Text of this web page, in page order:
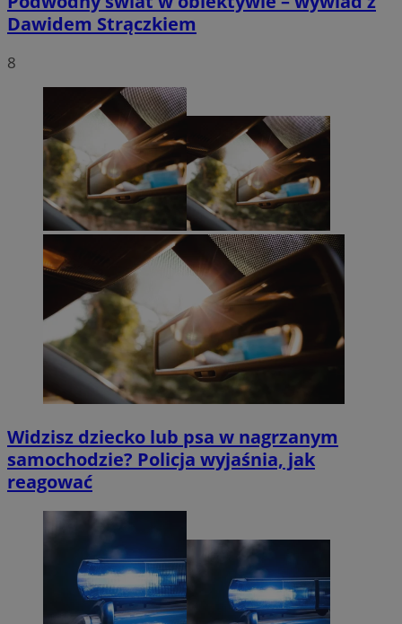
Dawidem Strączkiem
8
Widzisz dziecko lub psa w nagrzanym
samochodzie? Policja wyjaśnia, jak
reagować